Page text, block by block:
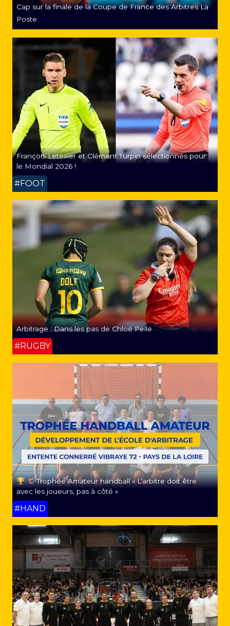
Cap sur la finale de la Coupe de France des Arbitres La
Poste
François Letexier et Clément Turpin sélectionnés pour
le Mondial 2026 !
#FOOT
Arbitrage : Dans les pas de Chloé Pelle
#RUGBY
Trophée Amateur handball « L’arbitre doit être
avec les joueurs, pas à côté »
#HAND